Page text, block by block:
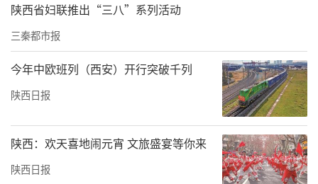
陕西省妇联推出“三八”系列活动
三秦都市报
今年中欧班列（西安）开行突破千列
陕西日报
陕西：欢天喜地闹元宵 文旅盛宴等你来
陕西日报